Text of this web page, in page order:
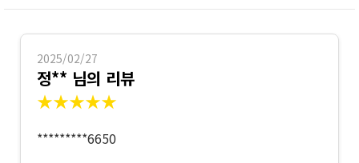
2025/02/27
정** 님의 리뷰
★★★★★
*********6650